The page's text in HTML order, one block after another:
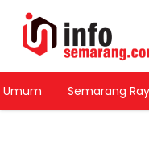
Umum Semarang